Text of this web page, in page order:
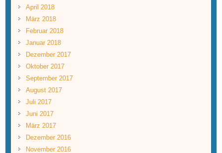
April 2018
März 2018
Februar 2018
Januar 2018
Dezember 2017
Oktober 2017
September 2017
August 2017
Juli 2017
Juni 2017
März 2017
Dezember 2016
November 2016